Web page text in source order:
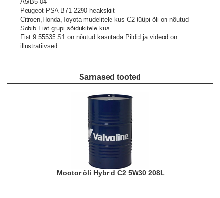
A5/B5-04
Peugeot PSA B71 2290 heakskiit
Citroen,Honda,Toyota mudelitele kus C2 tüüpi õli on nõutud
Sobib Fiat grupi sõidukitele kus
Fiat 9.55535.S1 on nõutud kasutada Pildid ja videod on
illustratiivsed.
Sarnased tooted
Mootoriõli Hybrid C2 5W30 208L